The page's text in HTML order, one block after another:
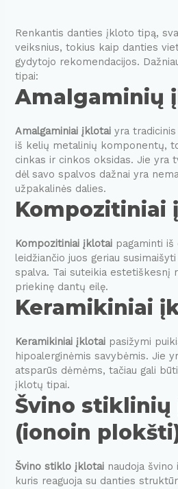
Renkantis danties įkloto tipą,
veiksnius, tokius kaip danties
gydytojo rekomendacijos.
tipai:
Amalgaminių
Amalgaminiai įklotai yra
iš kelių metalinių komponentų,
cinkas ir cinkos oksidas. Jie yra
dėl savo spalvos dažnai yra
užpakalinės dalies.
Kompozitiniai
Kompozitiniai įklotai pagaminti
leidžiančio juos geriau
spalva. Tai suteikia estetiškesnį
priekinę dantų eilę.
Keramikiniai
Keramikiniai įklotai pasižymi
hipoalerginėmis savybėmis. Jie
atsparūs dėmėms, tačiau gali
įklotų tipai.
Švino
(ionoin
Švino stiklo įklotai naudoja
kuris reaguoja su danties